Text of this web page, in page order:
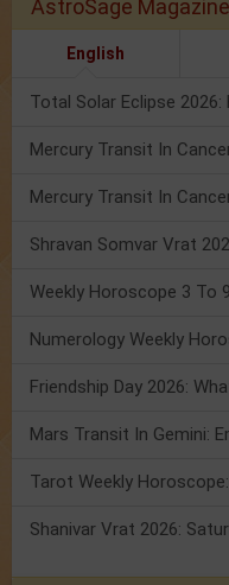
AstroSage Magazine
English
Total Solar Eclipse
Numerology Weekly
Tarot Weekly